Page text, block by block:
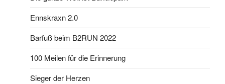
Ennskraxn 2.0
Barfuß beim B2RUN 2022
100 Meilen für die Erinnerung
Sieger der Herzen